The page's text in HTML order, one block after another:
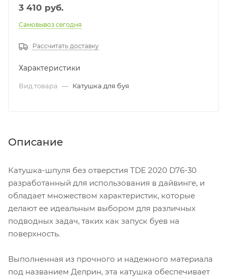
3 410 руб.
Самовывоз сегодня
Рассчитать доставку
Характеристики
Вид товара — Катушка для буя
Описание
Катушка-шпуля без отверстия TDE 2020 D76-30
разработанный для использования в дайвинге, и
обладает множеством характеристик, которые
делают ее идеальным выбором для различных
подводных задач, таких как запуск буев на
поверхность.
Выполненная из прочного и надежного материала
под названием Делрин, эта катушка обеспечивает